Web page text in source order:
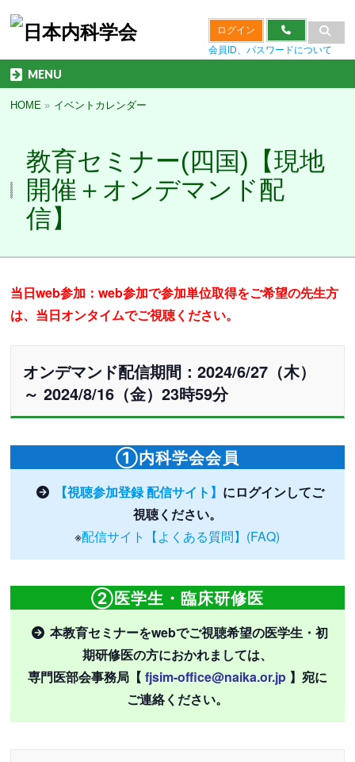
ログイン
会員ID、パスワードについて
MENU
HOME » イベントカレンダー
教育セミナー(四国)【現地
開催＋オンデマンド配
信】
当日web参加：web参加で参加単位取得をご希望の先生方
は、当日オンタイムでご視聴ください。
オンデマンド配信期間：2024/6/27（木）
～ 2024/8/16（金）23時59分
①内科学会会員
【視聴参加登録 配信サイト】 にログインしてご
視聴ください。
※配信サイト【よくある質問】(FAQ)
②医学生・臨床研修医
本教育セミナーをwebでご視聴希望の医学生・初
期研修医の方におかれましては、
専門医部会事務局【 fjsim-office@naika.or.jp】宛に
ご連絡ください。